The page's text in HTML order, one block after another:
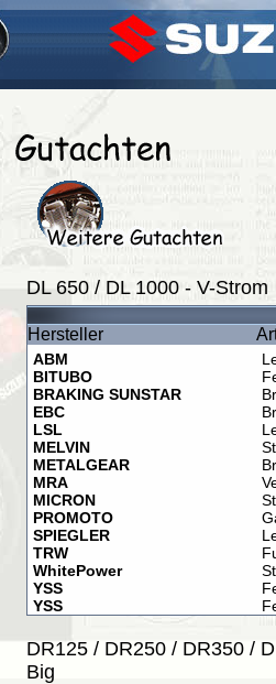
DL 650 / DL 1000 - V-Strom
Hersteller
ABM
BITUBO
BRAKING SUNSTAR
EBC
LSL
MELVIN
METALGEAR
MRA
MICRON
PROMOTO
SPIEGLER
TRW
WhitePower
YSS
YSS
DR125 / DR250 / DR350 /
Big